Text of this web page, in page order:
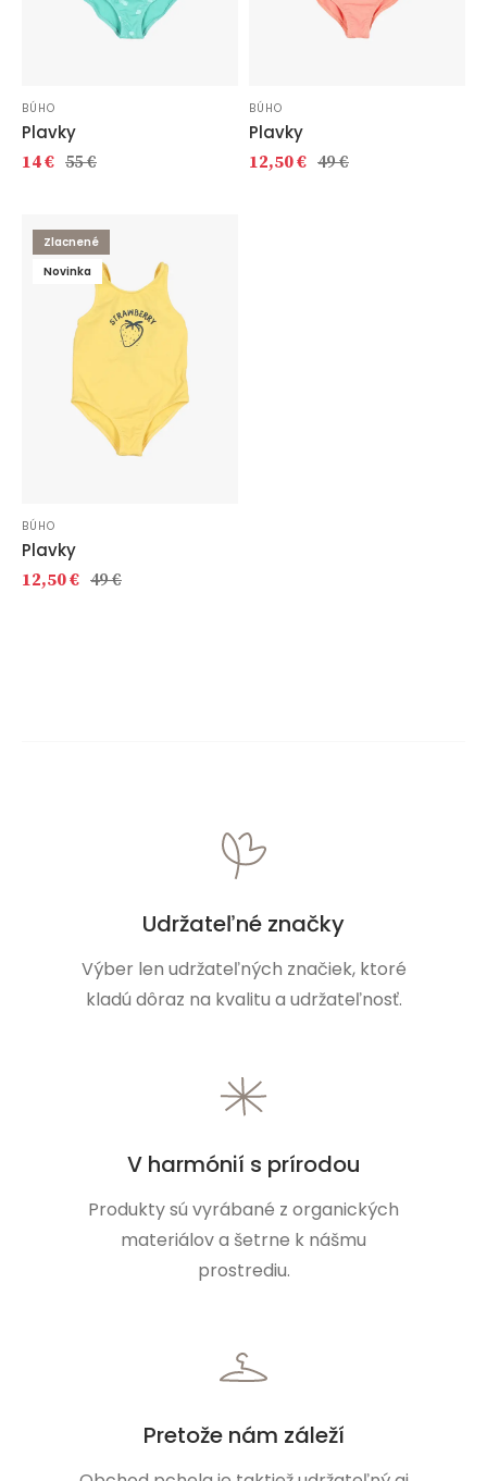
BÚHO
Plavky
14 € 55 €
BÚHO
Plavky
12,50 € 49 €
Zlacnené
Novinka
BÚHO
Plavky
12,50 € 49 €
Udržateľné značky
Výber len udržateľných značiek, ktoré
kladú dôraz na kvalitu a udržateľnosť.
V harmónií s prírodou
Produkty sú vyrábané z organických
materiálov a šetrne k nášmu
prostrediu.
Pretože nám záleží